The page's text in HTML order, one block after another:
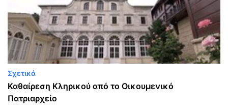
Σχετικά
Καθαίρεση Κληρικού από το Οικουμενικό
Πατριαρχείο